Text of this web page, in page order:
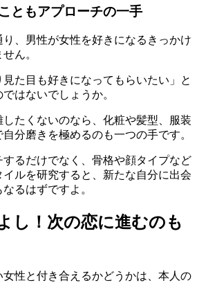
ともアプローチの一手
、男性が女性を好きになるきっかけ
ん。
た目も好きになってもらいたい」と
はないでしょうか。
たくないのなら、化粧や髪型、服装
分磨きを極めるのも一つの手です。
るだけでなく、骨格や顔タイプなど
ルを研究すると、新たな自分に出会
るはずですよ。
し！次の恋に進むのも
性と付き合えるかどうかは、本人の